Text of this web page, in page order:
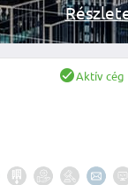
jelentkezzen
Aktív cég